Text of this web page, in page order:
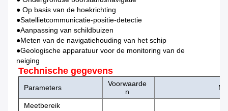
● Op basis van de hoekrichting
●Satellietcommunicatie-positie-detectie
●Aanpassing van schildbuizen
●Meten van de navigatiehouding van het schip
●Geologische apparatuur voor de monitoring van de
neiging
Technische gegevens
Parameters
Voorwaarde
n
Meetbereik